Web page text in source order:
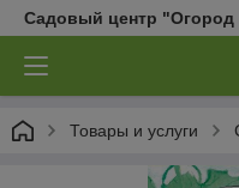
Садовый центр "Огород
Товары и услуги